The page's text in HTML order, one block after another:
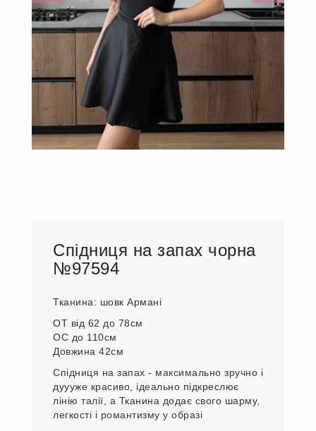
Спідниця на запах чорна
№97594
Тканина: шовк Армані
ОТ від 62 до 78см
ОС до 110см
Довжина 42см
Спідниця на запах - максимально зручно і
дуууже красиво, ідеально підкреслює
лінію талії, а Тканина додає свого шарму,
легкості і романтизму у образі